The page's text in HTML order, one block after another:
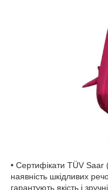
• Сертифікати TÜV
наявність шкідливих
гарантують якість і